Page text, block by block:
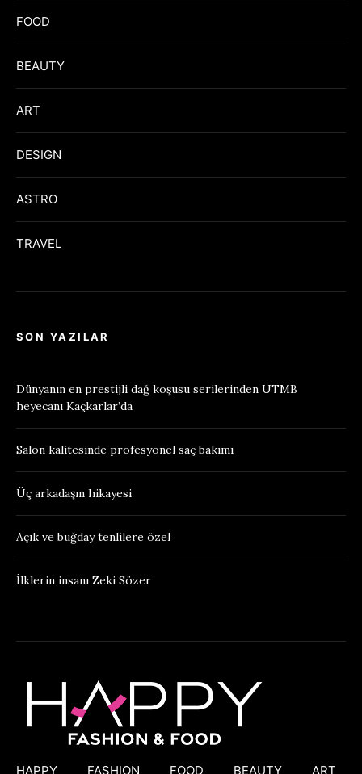
FOOD
BEAUTY
ART
DESIGN
ASTRO
TRAVEL
SON YAZILAR
Dünyanın en prestijli dağ koşusu serilerinden UTMB
heyecanı Kaçkarlar’da
Salon kalitesinde profesyonel saç bakımı
Üç arkadaşın hikayesi
Açık ve buğday tenlilere özel
İlklerin insanı Zeki Sözer
HAPPY FASHION FOOD BEAUTY ART